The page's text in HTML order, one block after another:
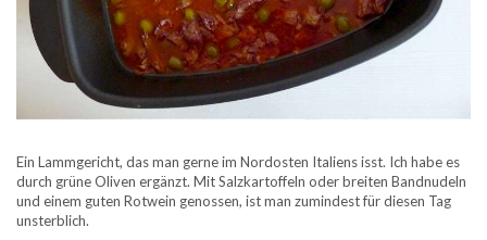
Ein Lammgericht, das man gerne im Nordosten Italiens isst. Ich habe es
durch grüne Oliven ergänzt. Mit Salzkartoffeln oder breiten Bandnudeln
und einem guten Rotwein genossen, ist man zumindest für diesen Tag
unsterblich.